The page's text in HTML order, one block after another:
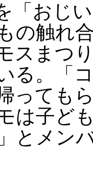
「おじ
の触れ
スまつ
る。「
っても
は子ど
とメン